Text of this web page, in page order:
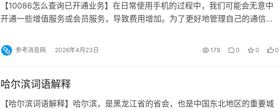
【10086怎么查询已开通业务】在日常使用手机的过程中，我们可能会无意中
开通一些增值服务或会员服务，导致费用增加。为了更好地管理自己的通信账
方便地查询已开通的业务。以下是具体的操作方法和注意事项。 一、查询方式
总结 查询方式 操作步骤 是否需要验证码 是否需要登录 是否支持自助查询 拨
参考消息网 2026年4月23日 178 0 0 0
哈尔滨词语解释
【哈尔滨词语解释】哈尔滨，是黑龙江省的省会，也是中国东北地区的重要城